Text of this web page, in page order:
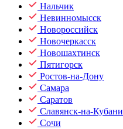
Нальчик
Невинномысск
Новороссийск
Новочеркасск
Новошахтинск
Пятигорск
Ростов-на-Дону
Самара
Саратов
Славянск-на-Кубани
Сочи